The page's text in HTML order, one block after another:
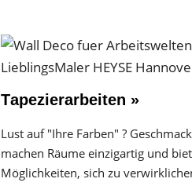
Tapezierarbeiten »
Lust auf "Ihre Farben" ?
machen Räume einzigartig und
Möglichkeiten, sich zu